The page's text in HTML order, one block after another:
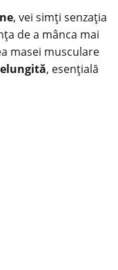
, vei simți senzația
de a mânca mai
masei musculare
, esențială